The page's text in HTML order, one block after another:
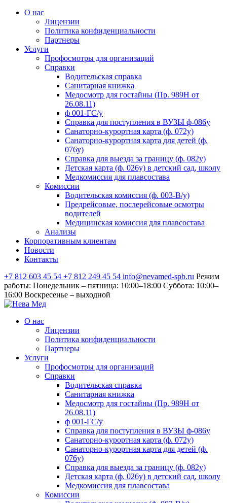
О нас
Лицензии
Политика конфиденциальности
Партнеры
Услуги
Профосмотры для организаций
Справки
Водительская справка
Санитарная книжка
Медосмотр для гостайны (Пр. 989Н от
26.08.11)
ф 001-ГС/у
Справка для поступления в ВУЗЫ ф-086у
Санаторно-курортная карта (ф. 072у)
Санаторно-курортная карта для детей (ф.
076у)
Справка для выезда за границу (ф. 082у)
Детская карта (ф. 026у) в детский сад, школу
Медкомиссия для плавсостава
Комиссии
Водительская комиссия (ф. 003-В/у)
Предрейсовые, послерейсовые осмотры
водителей
Медицинская комиссия для плавсостава
Анализы
Корпоративным клиентам
Новости
Контакты
+7 812 603 45 54 +7 812 249 45 54 info@nevamed-spb.ru Режим
работы: Понедельник – пятница: 10:00–18:00 Суббота: 10:00–
16:00 Воскресенье – выходной
О нас
Лицензии
Политика конфиденциальности
Партнеры
Услуги
Профосмотры для организаций
Справки
Водительская справка
Санитарная книжка
Медосмотр для гостайны (Пр. 989Н от
26.08.11)
ф 001-ГС/у
Справка для поступления в ВУЗЫ ф-086у
Санаторно-курортная карта (ф. 072у)
Санаторно-курортная карта для детей (ф.
076у)
Справка для выезда за границу (ф. 082у)
Детская карта (ф. 026у) в детский сад, школу
Медкомиссия для плавсостава
Комиссии